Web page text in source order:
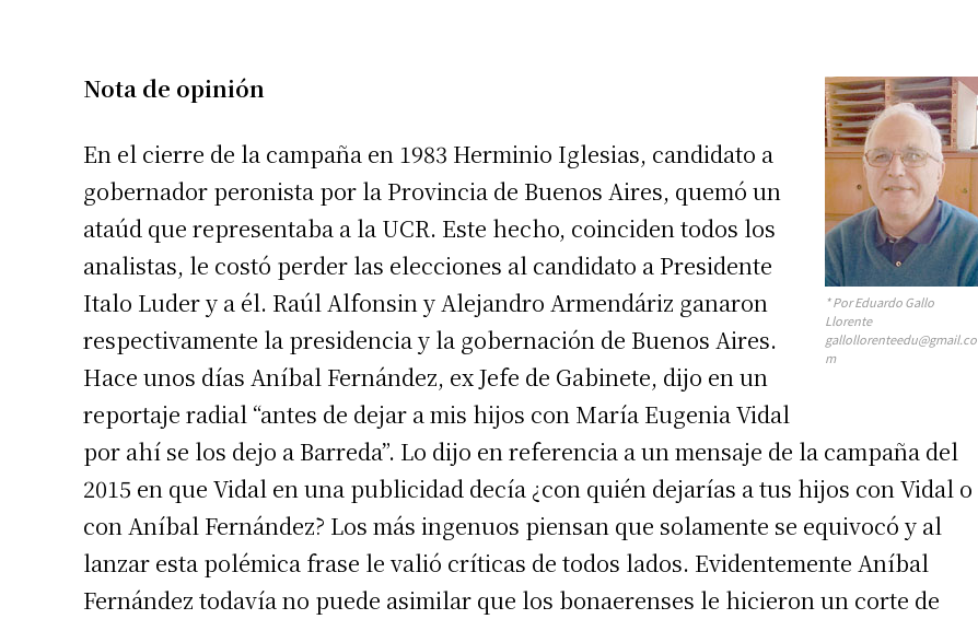
* Por Eduardo Gallo
Llorente
gallollorenteedu@gmail.co
m
Nota de opinión
En el cierre de la campaña en 1983 Herminio Iglesias, candidato a
gobernador peronista por la Provincia de Buenos Aires, quemó un
ataúd que representaba a la UCR. Este hecho, coinciden todos los
analistas, le costó perder las elecciones al candidato a Presidente
Italo Luder y a él. Raúl Alfonsin y Alejandro Armendáriz ganaron
respectivamente la presidencia y la gobernación de Buenos Aires.
Hace unos días Aníbal Fernández, ex Jefe de Gabinete, dijo en un
reportaje radial “antes de dejar a mis hijos con María Eugenia Vidal
por ahí se los dejo a Barreda”. Lo dijo en referencia a un mensaje de la campaña del
2015 en que Vidal en una publicidad decía ¿con quién dejarías a tus hijos con Vidal o
con Aníbal Fernández? Los más ingenuos piensan que solamente se equivocó y al
lanzar esta polémica frase le valió críticas de todos lados. Evidentemente Aníbal
Fernández todavía no puede asimilar que los bonaerenses le hicieron un corte de